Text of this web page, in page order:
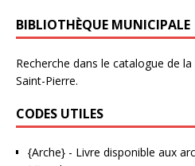
BIBLIOTHÈQUE MUNICIPALE
Recherche dans le catalogue de
Saint-Pierre.
CODES UTILES
{Arche} - Livre disponible aux